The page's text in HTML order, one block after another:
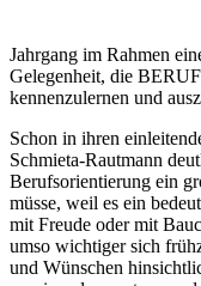
Jahrgang im Rahmen
Gelegenheit, die
kennenzulernen und
Schon in ihren
Schmieta-Rautmann
Berufsorientierung ein
müsse, weil es ein
mit Freude oder mit
umso wichtiger sich
und Wünschen